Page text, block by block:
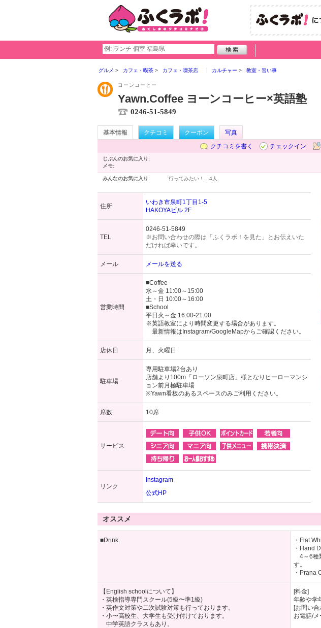
グルメ カフェ・喫茶 カフェ・喫茶店 カルチャー 教室・習い事
ヨーンコーヒー
Yawn.Coffee ヨーンコーヒー×英語塾
0246-51-5849
基本情報 クチコミ クーポン
写真
クチコミを書く
チェックイン
じぶんのお気に入り:
メモ:
みんなのお気に入り: 行ってみたい！… 4人
住所
いわき市泉町1丁目1-5
HAKOYAビル 2F
TEL
0246-51-5849
※お問い合わせの際は「ふくラボ！を見た」とお伝えいた
だければ幸いです。
メール メールを送る
営業時間
■Coffee
水～金 11:00～15:00
土・日 10:00～16:00
■School
平日火～金 16:00-21:00
※英語教室により時間変更する場合があります。
最新情報はInstagram/GoogleMapからご確認ください。
店休日 月、火曜日
駐車場
専用駐車場2台あり
店舗より100m「ローソン泉町店」様となりヒーローマンシ
ョン前月極駐車場
※Yawn看板のあるスペースのみご利用ください。
席数 10席
サービス
リンク
Instagram
公式HP
オススメ
■Drink
・Flat
・Hand
4～6種
す。
・Prana
【English schoolについて】
・英検指導専門スクール(5級〜準1級)
・英作文対策や二次試験対策も行っております。
・小〜高校生、大学生も受け付けております。
中学英語クラスもあり。
[料金]
年齢や学
[お問い合
お電話/メ